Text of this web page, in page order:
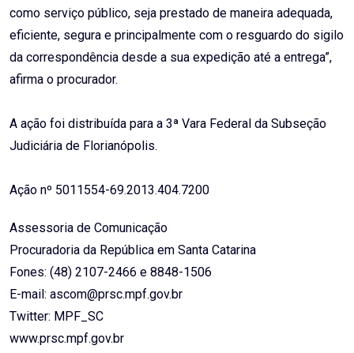
como serviço público, seja prestado de maneira adequada,
eficiente, segura e principalmente com o resguardo do sigilo
da correspondência desde a sua expedição até a entrega”,
afirma o procurador.
A ação foi distribuída para a 3ª Vara Federal da Subseção
Judiciária de Florianópolis.
Ação nº 5011554-69.2013.404.7200
Assessoria de Comunicação
Procuradoria da República em Santa Catarina
Fones: (48) 2107-2466 e 8848-1506
E-mail: ascom@prsc.mpf.gov.br
Twitter: MPF_SC
www.prsc.mpf.gov.br